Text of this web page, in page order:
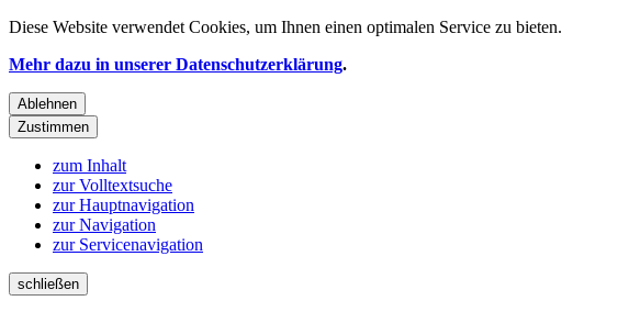
Diese Website verwendet Cookies, um Ihnen einen optimalen Service zu bieten.
Mehr dazu in unserer Datenschutzerklärung.
Ablehnen
Zustimmen
zum Inhalt
zur Volltextsuche
zur Hauptnavigation
zur Navigation
zur Servicenavigation
schließen